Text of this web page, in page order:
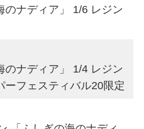
のナディア」 1/6 レジン
のナディア」 1/4 レジン
ーフェスティバル20限定